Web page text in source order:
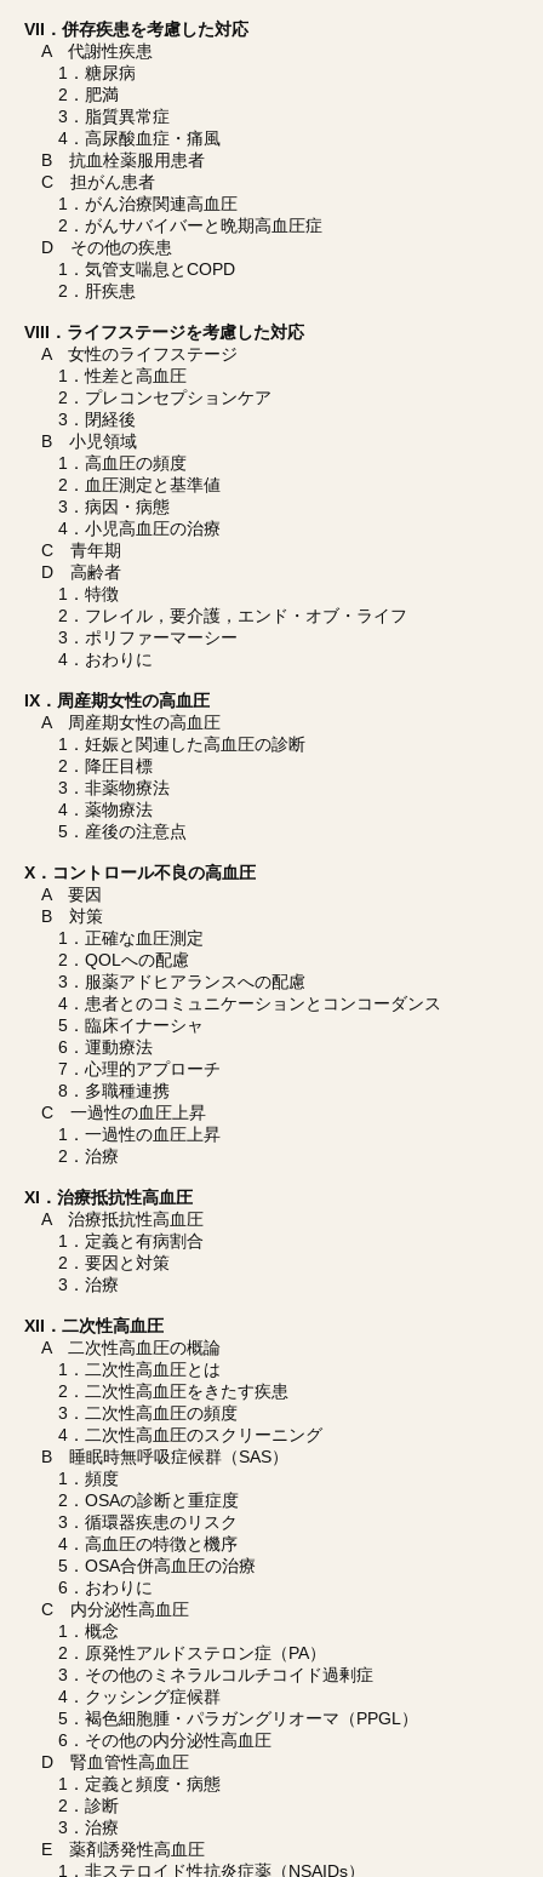
VII．併存疾患を考慮した対応
A 代謝性疾患
1．糖尿病
2．肥満
3．脂質異常症
4．高尿酸血症・痛風
B 抗血栓薬服用患者
C 担がん患者
1．がん治療関連高血圧
2．がんサバイバーと晩期高血圧症
D その他の疾患
1．気管支喘息とCOPD
2．肝疾患
VIII．ライフステージを考慮した対応
A 女性のライフステージ
1．性差と高血圧
2．プレコンセプションケア
3．閉経後
B 小児領域
1．高血圧の頻度
2．血圧測定と基準値
3．病因・病態
4．小児高血圧の治療
C 青年期
D 高齢者
1．特徴
2．フレイル，要介護，エンド・オブ・ライフ
3．ポリファーマーシー
4．おわりに
IX．周産期女性の高血圧
A 周産期女性の高血圧
1．妊娠と関連した高血圧の診断
2．降圧目標
3．非薬物療法
4．薬物療法
5．産後の注意点
X．コントロール不良の高血圧
A 要因
B 対策
1．正確な血圧測定
2．QOLへの配慮
3．服薬アドヒアランスへの配慮
4．患者とのコミュニケーションとコンコーダンス
5．臨床イナーシャ
6．運動療法
7．心理的アプローチ
8．多職種連携
C 一過性の血圧上昇
1．一過性の血圧上昇
2．治療
XI．治療抵抗性高血圧
A 治療抵抗性高血圧
1．定義と有病割合
2．要因と対策
3．治療
XII．二次性高血圧
A 二次性高血圧の概論
1．二次性高血圧とは
2．二次性高血圧をきたす疾患
3．二次性高血圧の頻度
4．二次性高血圧のスクリーニング
B 睡眠時無呼吸症候群（SAS）
1．頻度
2．OSAの診断と重症度
3．循環器疾患のリスク
4．高血圧の特徴と機序
5．OSA合併高血圧の治療
6．おわりに
C 内分泌性高血圧
1．概念
2．原発性アルドステロン症（PA）
3．その他のミネラルコルチコイド過剰症
4．クッシング症候群
5．褐色細胞腫・パラガングリオーマ（PPGL）
6．その他の内分泌性高血圧
D 腎血管性高血圧
1．定義と頻度・病態
2．診断
3．治療
E 薬剤誘発性高血圧
1．非ステロイド性抗炎症薬（NSAIDs）